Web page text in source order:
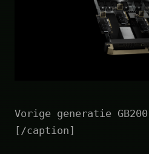
Vorige generatie
[/caption]